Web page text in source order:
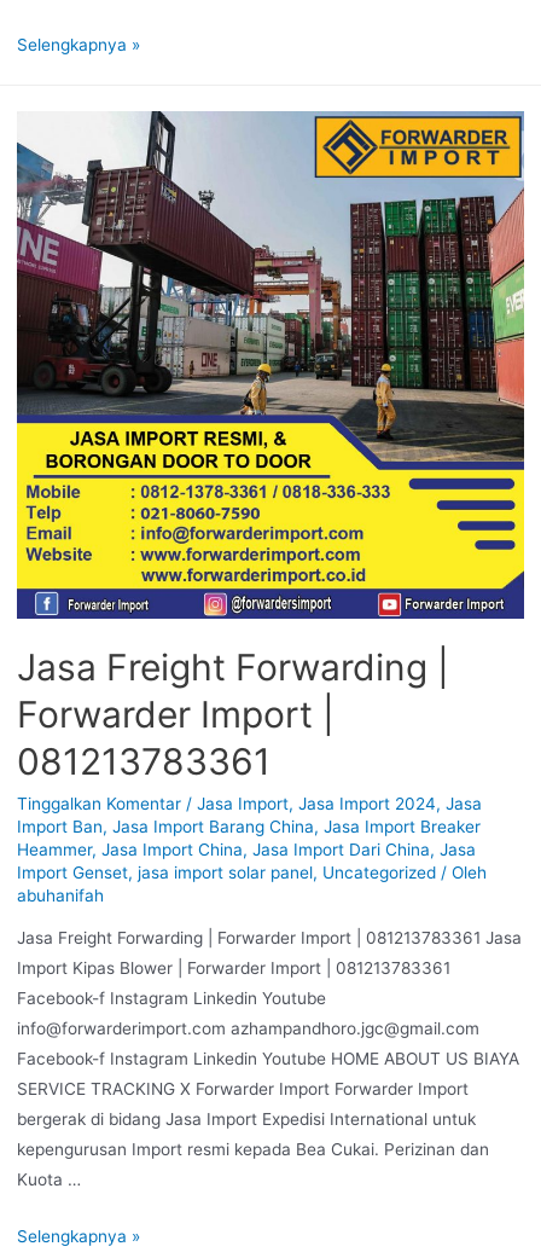
Selengkapnya »
Jasa Freight Forwarding |
Forwarder Import |
081213783361
Tinggalkan Komentar / Jasa Import, Jasa Import 2024, Jasa
Import Ban, Jasa Import Barang China, Jasa Import Breaker
Heammer, Jasa Import China, Jasa Import Dari China, Jasa
Import Genset, jasa import solar panel, Uncategorized/ Oleh
abuhanifah
Jasa Freight Forwarding | Forwarder Import | 081213783361 Jasa
Import Kipas Blower | Forwarder Import | 081213783361
Facebook-f Instagram Linkedin Youtube
info@forwarderimport.com azhampandhoro.jgc@gmail.com
Facebook-f Instagram Linkedin Youtube HOME ABOUT US BIAYA
SERVICE TRACKING X Forwarder Import Forwarder Import
bergerak di bidang Jasa Import Expedisi International untuk
kepengurusan Import resmi kepada Bea Cukai. Perizinan dan
Kuota …
Selengkapnya »